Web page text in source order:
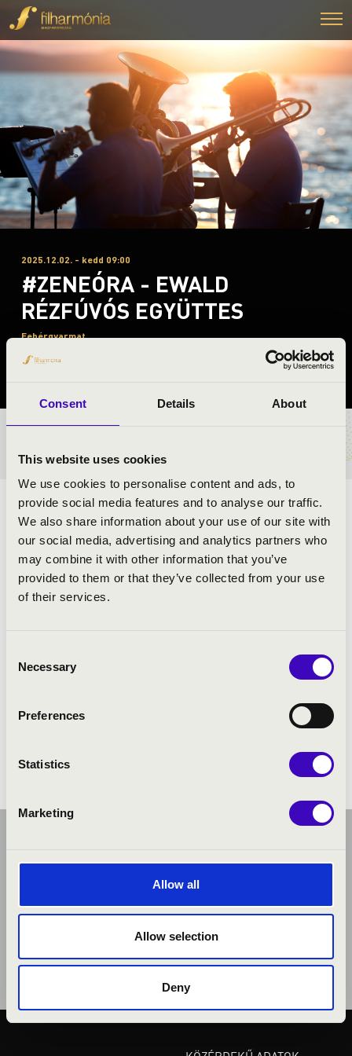
Consent Details About
This website uses cookies
We use cookies to personalise content and ads, to
provide social media features and to analyse our traffic.
We also share information about your use of our site with
our social media, advertising and analytics partners who
may combine it with other information that you’ve
provided to them or that they’ve collected from your use
of their services.
Selection
Necessary
Preferences
Statistics
Marketing
Allow all
Allow selection
Deny
2025.12.02. - kedd 09:00
#ZENEÓRA - EWALD
RÉZFÚVÓS EGYÜTTES
Fehérgyarmat
ELŐADÓK:
Ewald Rézfúvós Együttes
MŰSOR:
Bizet: Carmen szvit
Händel: Vízizene - részletek